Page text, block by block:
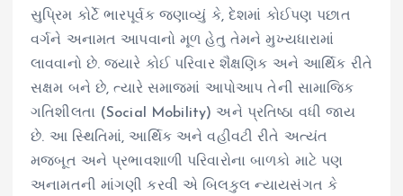
સુપ્રિમ કોર્ટે ભારપૂર્વક જણાવ્યું કે, દેશમાં કોઈપણ પછાત
વર્ગને અનામત આપવાનો મૂળ હેતુ તેમને મુખ્યધારામાં
લાવવાનો છે. જ્યારે કોઈ પરિવાર શૈક્ષણિક અને આર્થિક રીતે
સક્ષમ બને છે, ત્યારે સમાજમાં આપોઆપ તેની સામાજિક
ગતિશીલતા (Social Mobility) અને પ્રતિષ્ઠા વધી જાય
છે. આ સ્થિતિમાં, આર્થિક અને વહીવટી રીતે અત્યંત
મજબૂત અને પ્રભાવશાળી પરિવારોના બાળકો માટે પણ
અનામતની માંગણી કરવી એ બિલકુલ ન્યાયસંગત કે